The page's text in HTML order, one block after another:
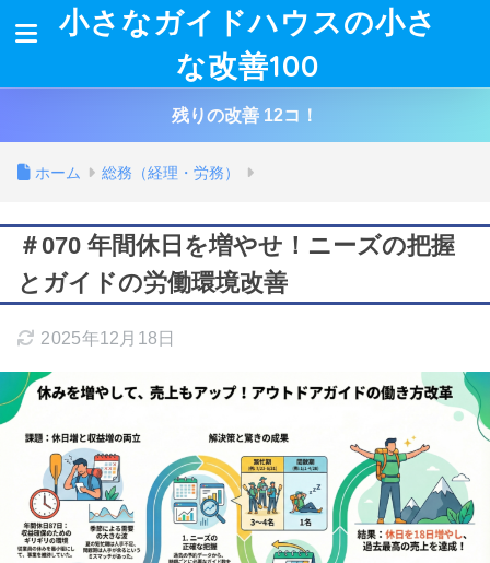
小さなガイドハウスの小さ
な改善100
残りの改善 12コ！
ホーム 総務（経理・労務）
＃070 年間休日を増やせ！ニーズの把握
とガイドの労働環境改善
2025年12月18日